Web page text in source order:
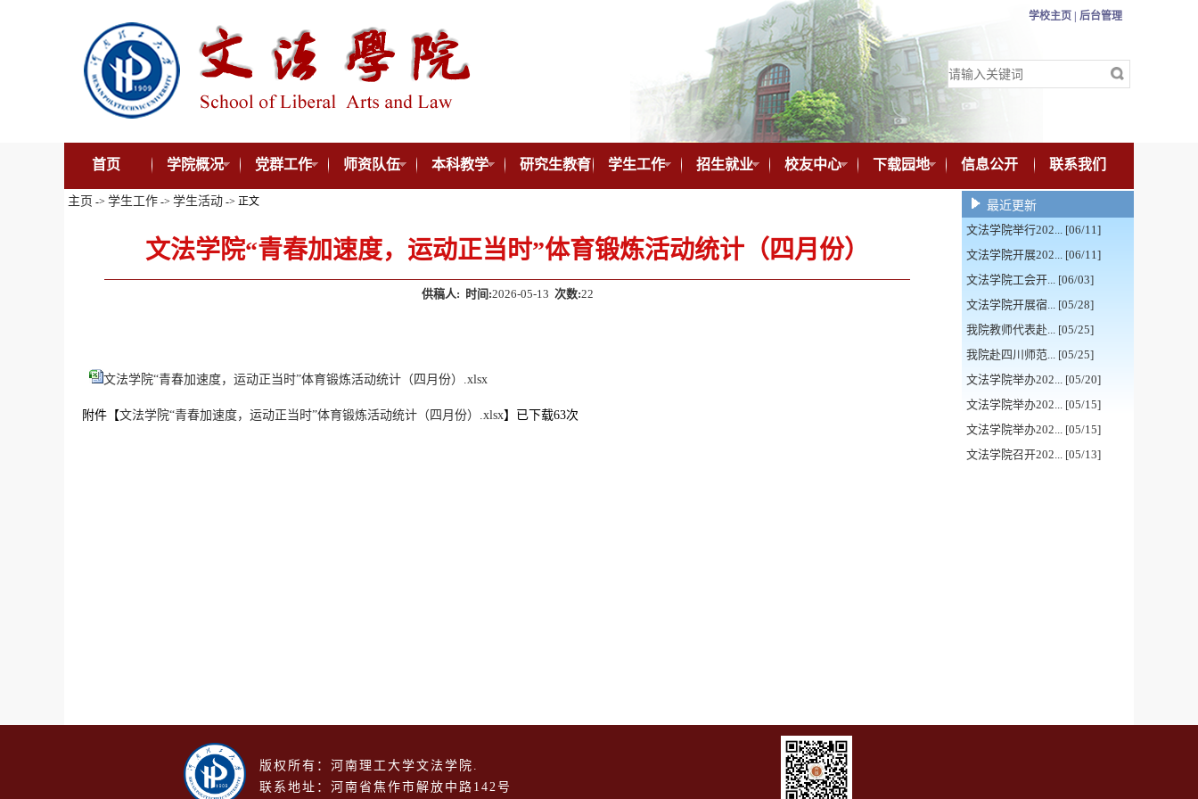
学校主页 | 后台管理
首页 学院概况 党群工作 师资队伍 本科教学 研究生教育 学生工作 招生就业 校友中心 下载园地 信息公开 联系我们
主页 -> 学生工作 -> 学生活动 -> 正文
文法学院“青春加速度，运动正当时”体育锻炼活动统计（四月份）
供稿人: 时间:2026-05-13 次数:22
文法学院“青春加速度，运动正当时”体育锻炼活动统计（四月份）.xlsx
附件【文法学院“青春加速度，运动正当时”体育锻炼活动统计（四月份）.xlsx】已下载63次
最近更新
文法学院举行202... [06/11]
文法学院开展202... [06/11]
文法学院工会开... [06/03]
文法学院开展宿... [05/28]
我院教师代表赴... [05/25]
我院赴四川师范... [05/25]
文法学院举办202... [05/20]
文法学院举办202... [05/15]
文法学院举办202... [05/15]
文法学院召开202... [05/13]
版权所有：河南理工大学文法学院.
联系地址：河南省焦作市解放中路142号